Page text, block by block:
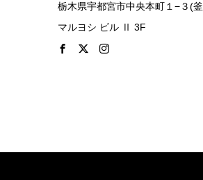
栃木県宇都宮市中央本町１−３(
マルヨシ ビル Ⅱ 3F